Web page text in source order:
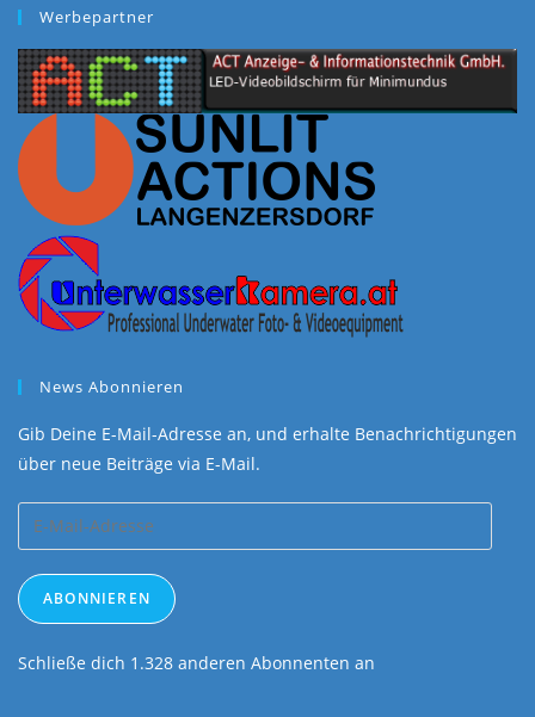
Werbepartner
News Abonnieren
Gib Deine E-Mail-Adresse an, und erhalte Benachrichtigungen
über neue Beiträge via E-Mail.
Mail-
Adresse
ABONNIEREN
Schließe dich 1.328 anderen Abonnenten an